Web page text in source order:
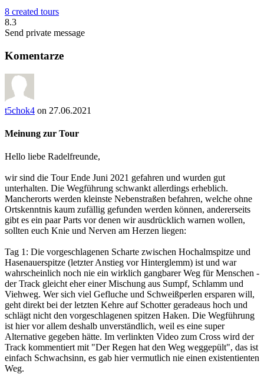
8 created tours
8.3
Send private message
Komentarze
t5chok4 on 27.06.2021
Meinung zur Tour
Hello liebe Radelfreunde,
wir sind die Tour Ende Juni 2021 gefahren und wurden gut
unterhalten. Die Wegführung schwankt allerdings erheblich.
Mancherorts werden kleinste Nebenstraßen befahren, welche ohne
Ortskenntnis kaum zufällig gefunden werden können, andererseits
gibt es ein paar Parts vor denen wir ausdrücklich warnen wollen,
sollten euch Knie und Nerven am Herzen liegen:
Tag 1: Die vorgeschlagenen Scharte zwischen Hochalmspitze und
Hasenauerspitze (letzter Anstieg vor Hinterglemm) ist und war
wahrscheinlich noch nie ein wirklich gangbarer Weg für Menschen -
der Track gleicht eher einer Mischung aus Sumpf, Schlamm und
Viehweg. Wer sich viel Gefluche und Schweißperlen ersparen will,
geht direkt bei der letzten Kehre auf Schotter geradeaus hoch und
schlägt nicht den vorgeschlagenen spitzen Haken. Die Wegführung
ist hier vor allem deshalb unverständlich, weil es eine super
Alternative gegeben hätte. Im verlinkten Video zum Cross wird der
Track kommentiert mit "Der Regen hat den Weg weggepült", das ist
einfach Schwachsinn, es gab hier vermutlich nie einen existentienten
Weg.